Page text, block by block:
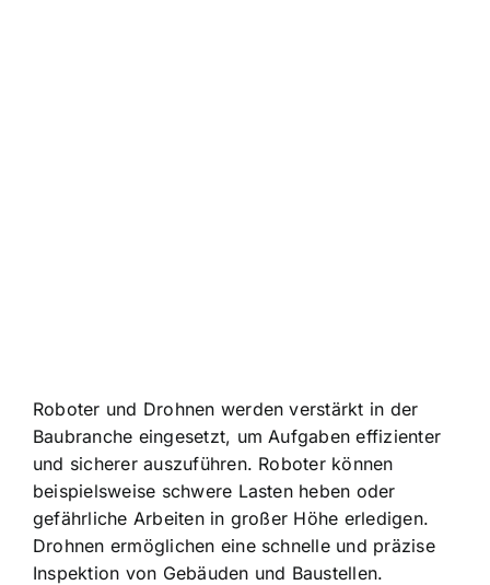
Roboter und Drohnen werden verstärkt in der
Baubranche eingesetzt, um Aufgaben effizienter
und sicherer auszuführen. Roboter können
beispielsweise schwere Lasten heben oder
gefährliche Arbeiten in großer Höhe erledigen.
Drohnen ermöglichen eine schnelle und präzise
Inspektion von Gebäuden und Baustellen.